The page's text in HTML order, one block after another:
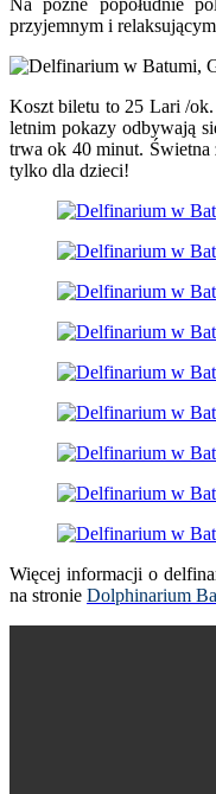
przyjemnym i
Koszt biletu to 25 Lari /
letnim pokazy odbywają
trwa ok 40 minut. Świetna
tylko dla dzieci!
Więcej informacji o
na stronie Dolphinarium